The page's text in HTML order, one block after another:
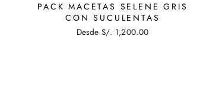
PACK MACETAS SELENE GRIS
CON SUCULENTAS
Desde S/. 1,200.00